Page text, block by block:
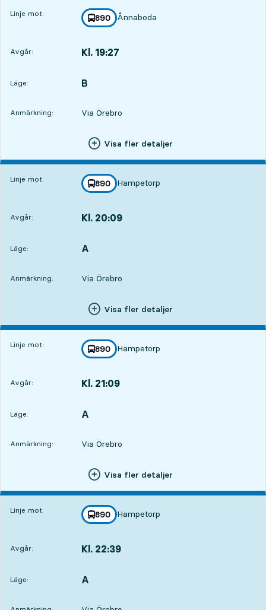
Linje mot: linje
890
mot
Ånnaboda
,
Avgår: Kl. 19:27
Läge:
LÄGE, B
,
Anmärkning: Via Örebro
Visa fler detaljer
Linje mot: linje
890
mot
Hampetorp
,
Avgår: Kl. 20:09
Läge:
LÄGE, A
,
Anmärkning: Via Örebro
Visa fler detaljer
Linje mot: linje
890
mot
Hampetorp
,
Avgår: Kl. 21:09
Läge:
LÄGE, A
,
Anmärkning: Via Örebro
Visa fler detaljer
Linje mot: linje
890
mot
Hampetorp
,
Avgår: Kl. 22:39
Läge:
LÄGE, A
,